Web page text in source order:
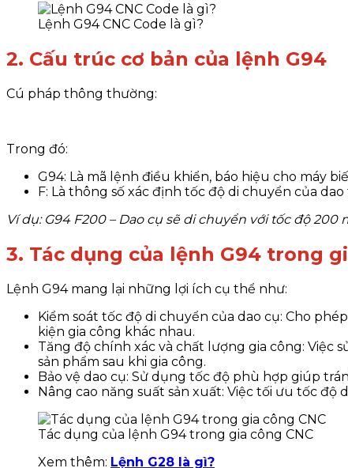
Lệnh G94 CNC Code là gì?
2. Cấu trúc cơ bản của lệnh G94
Cú pháp thông thường:
Trong đó:
G94: Là mã lệnh điều khiển, báo hiệu cho máy
F: Là thông số xác định tốc độ di chuyển của
Ví dụ: G94 F200 – Dao cụ sẽ di chuyển với tốc độ 200
3. Tác dụng của lệnh G94 trong
Lệnh G94 mang lại những lợi ích cụ thể như:
Kiểm soát tốc độ di chuyển của dao cụ: Cho
kiện gia công khác nhau.
Tăng độ chính xác và chất lượng gia công:
sản phẩm sau khi gia công.
Bảo vệ dao cụ: Sử dụng tốc độ phù hợp giúp
Nâng cao năng suất sản xuất: Việc tối ưu tốc
Tác dụng của lệnh G94 trong gia công CNC
Xem thêm: Lệnh G28 là gì?